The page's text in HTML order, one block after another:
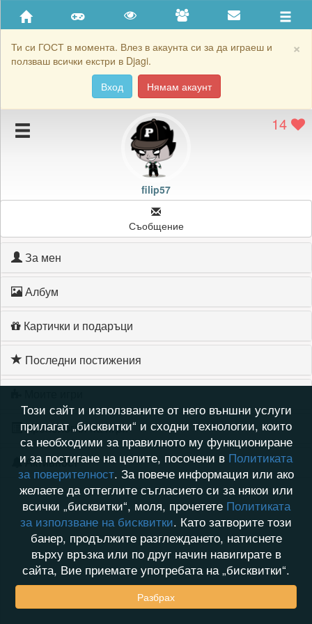
×
Ти си ГОСТ в момента. Влез в акаунта си за да играеш и
ползваш всички екстри в Djagi.
Вход
Нямам акаунт
Приятели
Хронология на игри
Подаръците на filip57 14
filip57
Съобщение
За мен
Албум
Картички и подаръци
Последни постижения
Хронология на игри
Активност
Този сайт и използваните от него външни услуги
прилагат „бисквитки“ и сходни технологии, които
са необходими за правилното му функциониране
и за постигане на целите, посочени в Политиката
за поверителност. За повече информация или ако
желаете да оттеглите съгласието си за някои или
всички „бисквитки“, моля, прочетете Политиката
за използване на бисквитки. Като затворите този
банер, продължите разглеждането, натиснете
върху връзка или по друг начин навигирате в
сайта, Вие приемате употребата на „бисквитки“.
Разбрах